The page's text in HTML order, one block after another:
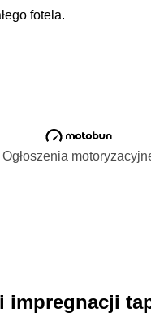
fotela.
Ogłoszenia
impregnacji